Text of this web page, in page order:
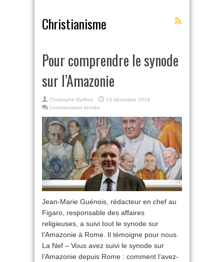
Christianisme
Pour comprendre le synode
sur l’Amazonie
Christophe Geffroy
13 décembre 2019
Commentaires fermés
comprendre
le
synode
sur
l’Amazonie
Jean-Marie Guénois, rédacteur en chef au
Figaro, responsable des affaires
religieuses, a suivi tout le synode sur
l’Amazonie à Rome. Il témoigne pour nous.
La Nef – Vous avez suivi le synode sur
l’Amazonie depuis Rome : comment l’avez-